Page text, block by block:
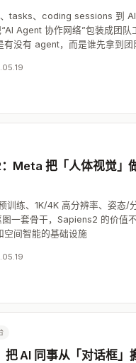
tasks、coding sessions 到 AI
Agent 协作网络”包装成团队
有没有 agent，而是谁先拿到团
Meta 把「人体视觉」
训练、1K/4K 高分辨率、姿态/
一套骨干，Sapiens2 的价值
空间智能的基础设施
AI 同事从「对话框」